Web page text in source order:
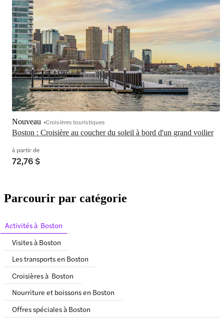
Boston : Croisière au coucher du soleil à bord d'un grand voilier
Nouveau Croisières touristiques
à partir de
72,76 $
Parcourir par catégorie
Activités à Boston
Visites à Boston
Les transports en Boston
Croisières à Boston
Nourriture et boissons en Boston
Offres spéciales à Boston